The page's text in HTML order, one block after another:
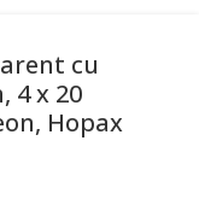
cu
4 x 20
Hopax